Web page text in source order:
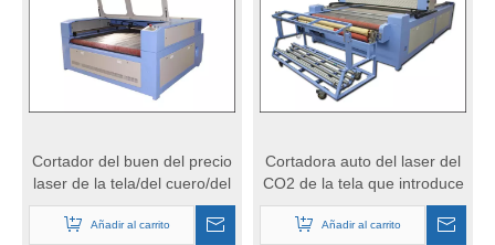
Cortador del buen del precio
laser de la tela/del cuero/del
paño/de la materia textil
Añadir al carrito
Cortadora auto del laser del
CO2 de la tela que introduce
para la venta
Añadir al carrito